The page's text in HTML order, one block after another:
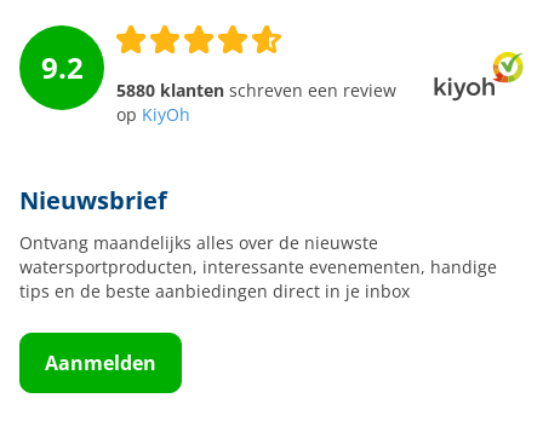
9.2
5880 klanten schreven een review
op KiyOh
Nieuwsbrief
Ontvang maandelijks alles over de nieuwste
watersportproducten, interessante evenementen, handige
tips en de beste aanbiedingen direct in je inbox
Aanmelden